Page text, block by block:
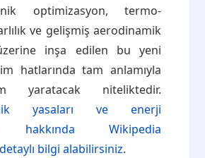
optimizasyon, termo-
ve gelişmiş aerodinamik
inşa edilen bu yeni
hatlarında tam anlamıyla
yaratacak niteliktedir.
yasaları ve enerji
hakkında Wikipedia
bilgi alabilirsiniz.